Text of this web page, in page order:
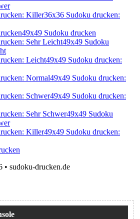
36x36 Sudoku drucken:
49x49 Sudoku drucken
49x49 Sudoku
49x49 Sudoku drucken:
49x49 Sudoku drucken:
49x49 Sudoku drucken:
49x49 Sudoku
49x49 Sudoku drucken:
sudoku-drucken.de